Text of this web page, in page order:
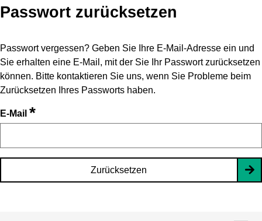
Passwort zurücksetzen
Passwort vergessen? Geben Sie Ihre E-Mail-Adresse ein und
Sie erhalten eine E-Mail, mit der Sie Ihr Passwort zurücksetzen
können. Bitte kontaktieren Sie uns, wenn Sie Probleme beim
Zurücksetzen Ihres Passworts haben.
E-Mail *
Zurücksetzen